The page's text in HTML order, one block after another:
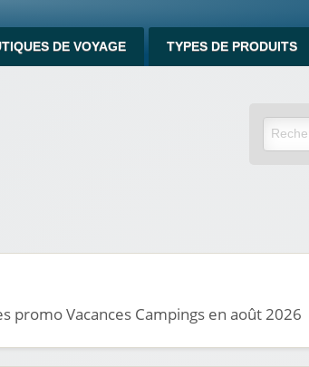
DE VOYAGE TYPES DE PRODUITS
Vacances Campings en août 2026